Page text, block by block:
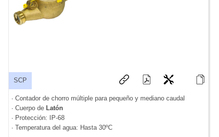
SCP
· Contador de chorro múltiple para pequeño y mediano caudal
· Cuerpo de Latón
· Protección: IP-68
· Temperatura del agua: Hasta 30ºC